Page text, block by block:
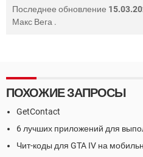
Последнее обновление
Макс Вега .
ПОХОЖИЕ ЗАПРОСЫ
GetContact
6 лучших приложений для
Чит-коды для GTA IV на